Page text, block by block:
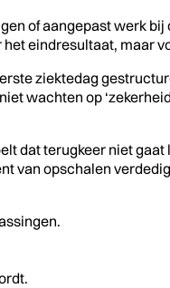
of aangepast werk
eindresultaat, maar
ziektedag
wachten op
dat terugkeer niet
van opschalen